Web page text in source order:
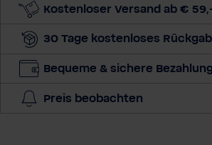
Kostenloser Versand ab € 59,-
30 Tage kostenloses
Bequeme & sichere Bezahlung
Preis beobachten